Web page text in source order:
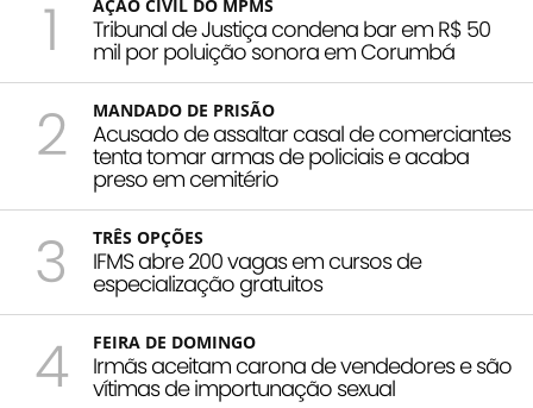
1 AÇÃO CIVIL DO MPMS
Tribunal de Justiça condena bar em R$ 50
mil por poluição sonora em Corumbá
2 MANDADO DE PRISÃO
Acusado de assaltar casal de comerciantes
tenta tomar armas de policiais e acaba
preso em cemitério
3 TRÊS OPÇÕES
IFMS abre 200 vagas em cursos de
especialização gratuitos
4 FEIRA DE DOMINGO
Irmãs aceitam carona de vendedores e são
vítimas de importunação sexual